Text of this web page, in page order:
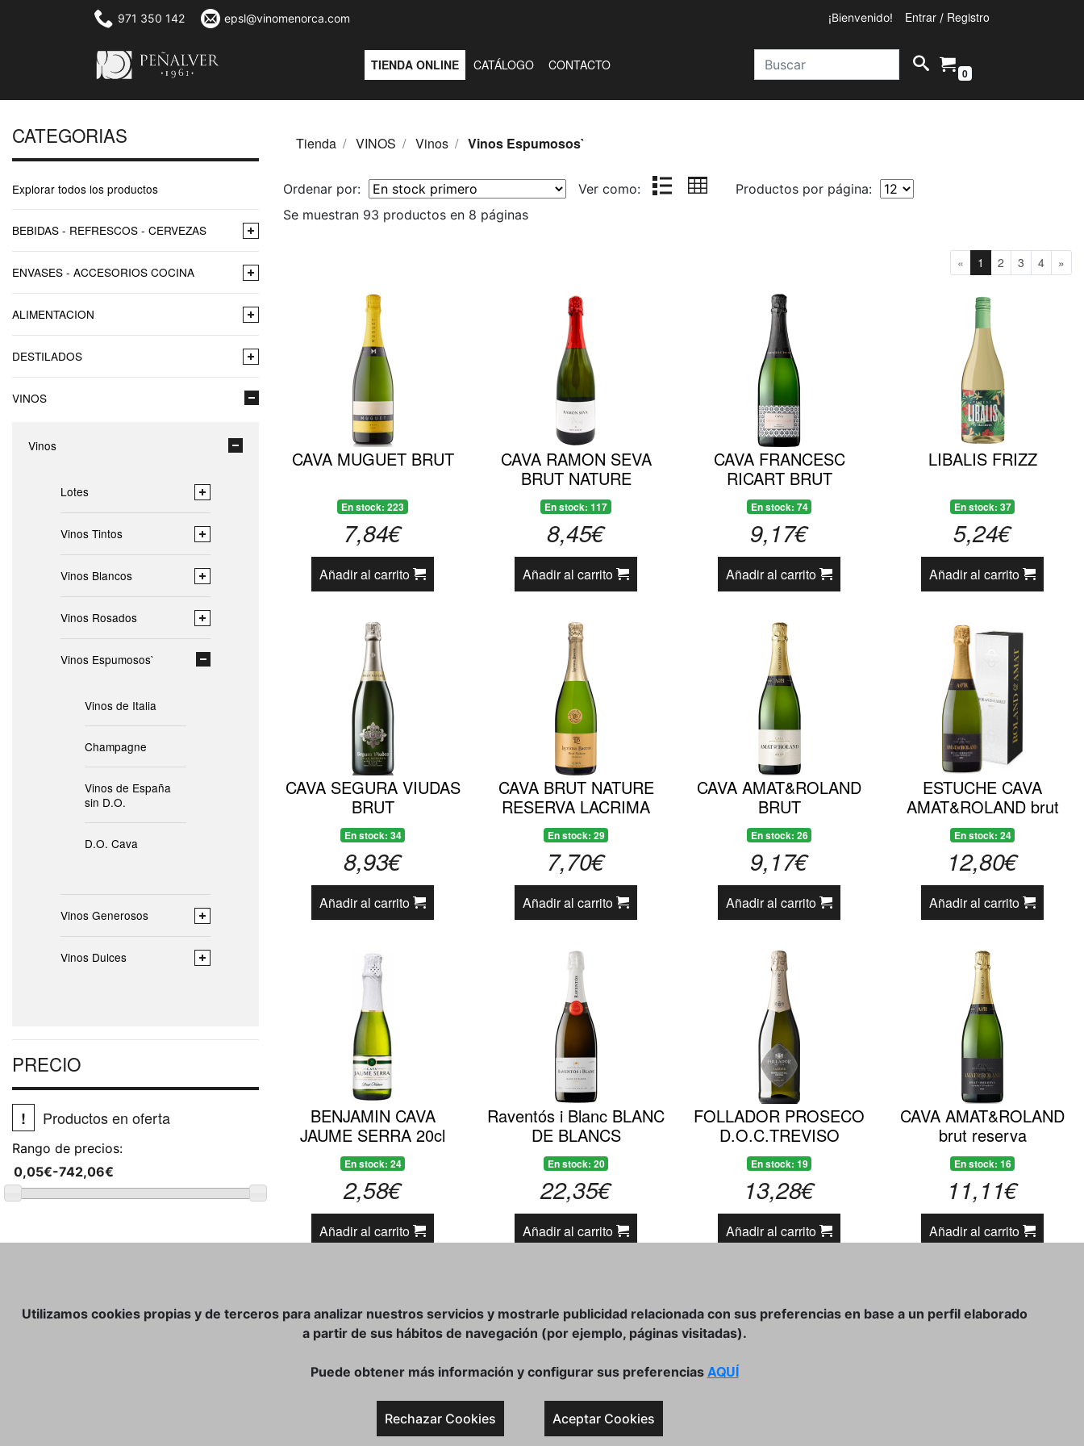
971 350 142 epsl@vinomenorca.com ¡Bienvenido! Entrar / Registro
TIENDA ONLINE CATÁLOGO CONTACTO
0
CATEGORIAS
Explorar todos los productos
BEBIDAS - REFRESCOS - CERVEZAS
ENVASES - ACCESORIOS COCINA
ALIMENTACION
DESTILADOS
VINOS
Vinos
Lotes
Vinos Tintos
Vinos Blancos
Vinos Rosados
Vinos Espumosos`
Vinos de Italia
Champagne
Vinos de España
sin D.O.
D.O. Cava
Vinos Generosos
Vinos Dulces
PRECIO
! Productos en oferta
Rango de precios:
Tienda VINOS Vinos Vinos Espumosos`
Ordenar por: Ver como:
Productos por página:
Se muestran 93 productos en 8 páginas
« 1 2 3 4 »
CAVA MUGUET BRUT
En stock: 223
7,84€
Añadir al carrito
CAVA RAMON SEVA
BRUT NATURE
En stock: 117
8,45€
Añadir al carrito
CAVA FRANCESC
RICART BRUT
En stock: 74
9,17€
Añadir al carrito
LIBALIS FRIZZ
En stock: 37
5,24€
Añadir al carrito
CAVA SEGURA VIUDAS
BRUT
En stock: 34
8,93€
Añadir al carrito
CAVA BRUT NATURE
RESERVA LACRIMA
BACCUS
En stock: 29
7,70€
Añadir al carrito
CAVA AMAT&ROLAND
BRUT
En stock: 26
9,17€
Añadir al carrito
ESTUCHE CAVA
AMAT&ROLAND brut
reserva
En stock: 24
12,80€
Añadir al carrito
BENJAMIN CAVA
JAUME SERRA 20cl
En stock: 24
2,58€
Añadir al carrito
Raventós i Blanc BLANC
DE BLANCS
En stock: 20
22,35€
Añadir al carrito
FOLLADOR PROSECO
D.O.C.TREVISO
En stock: 19
13,28€
Añadir al carrito
CAVA AMAT&ROLAND
brut reserva
En stock: 16
11,11€
Añadir al carrito
DÓNDE ESTAMOS
Utilizamos cookies propias y de terceros para analizar nuestros servicios y mostrarle publicidad relacionada con sus preferencias en base a un perfil elaborado
a partir de sus hábitos de navegación (por ejemplo, páginas visitadas).
Puede obtener más información y configurar sus preferencias AQUÍ
Rechazar Cookies Aceptar Cookies